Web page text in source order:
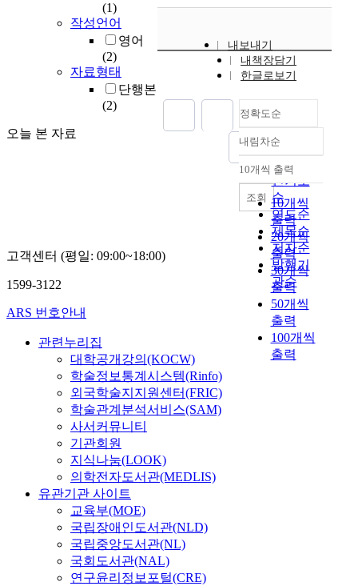
(1)
작성언어
영어
(2)
자료형태
단행본
(2)
오늘 본 자료
내보내기
내책장담기
한글로보기
정확도순
정확도
순
인기도
순
연도순
제목순
저자순
발행기
관순
내림차순
내림차순
10개씩 출력
10개씩
출력
20개씩
출력
30개씩
출력
50개씩
출력
100개씩
출력
조회
고객센터 (평일: 09:00~18:00)
1599-3122
ARS 번호안내
관련누리집
대학공개강의(KOCW)
학술정보통계시스템(Rinfo)
외국학술지지원센터(FRIC)
학술관계분석서비스(SAM)
사서커뮤니티
기관회원
지식나눔(LOOK)
의학전자도서관(MEDLIS)
유관기관 사이트
교육부(MOE)
국립장애인도서관(NLD)
국립중앙도서관(NL)
국회도서관(NAL)
연구윤리정보포털(CRE)